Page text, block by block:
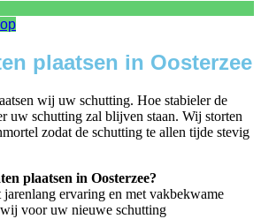
plaatsen in Oosterzee
wij uw schutting. Hoe stabieler de
uw schutting zal blijven staan. Wij storten
zodat de schutting te allen tijde stevig
plaatsen in Oosterzee?
ervaring en met vakbekwame
voor uw nieuwe schutting